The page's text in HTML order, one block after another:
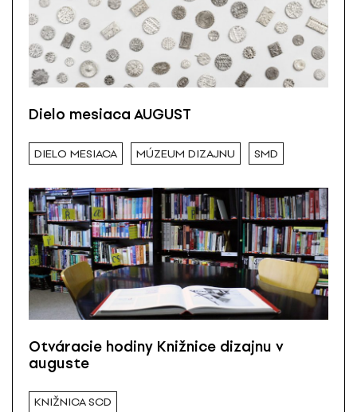
Dielo mesiaca AUGUST
DIELO MESIACA MÚZEUM DIZAJNU SMD
Otváracie hodiny Knižnice dizajnu v
auguste
KNIŽNICA SCD